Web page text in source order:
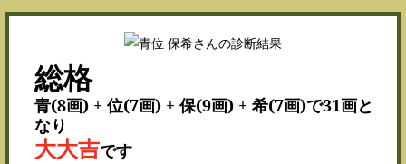
総格
青(8画) + 位(7画) + 保(9画) + 希(7画)で31画と
なり
大大吉です